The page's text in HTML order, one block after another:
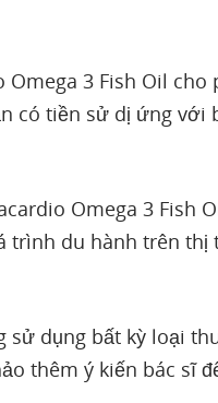
3 Fish Oil
có tiền sử dị ứng với
Omega 3 Fish
trình du hành trên thị
sử dụng bất kỳ loại
thêm ý kiến bác sĩ